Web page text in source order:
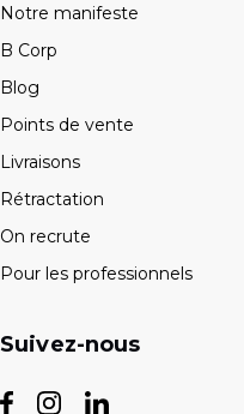
Notre manifeste
B Corp
Blog
Points de vente
Livraisons
Rétractation
On recrute
Pour les professionnels
Suivez-nous